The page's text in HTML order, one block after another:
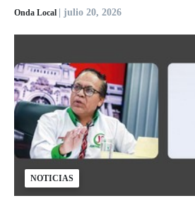
Onda Local | julio 20, 2026
NOTICIAS